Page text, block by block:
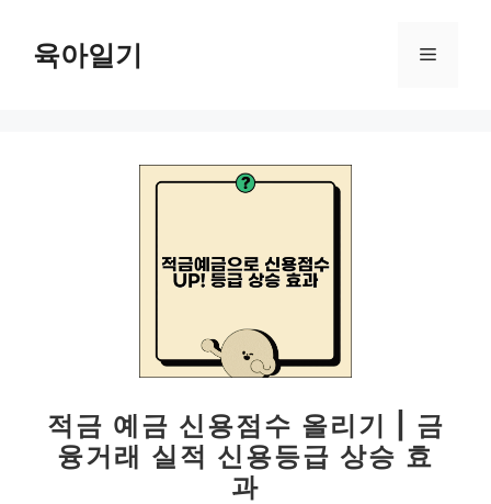
육아일기 메
적금 예금 신용점수 올리기 | 금
융거래 실적 신용등급 상승 효
과